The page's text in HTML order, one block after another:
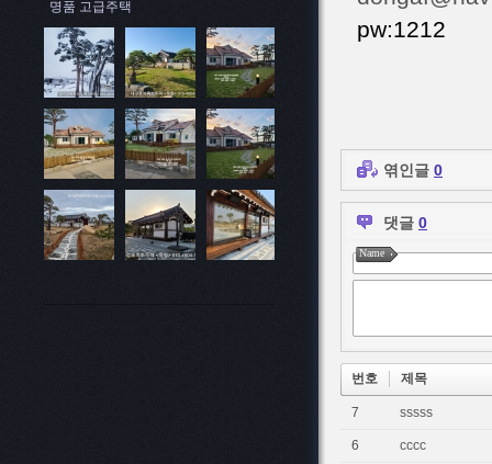
명품 고급주택
pw:1212
엮인글 0
댓글 0
Name
번호 제목
7 sssss
6 cccc